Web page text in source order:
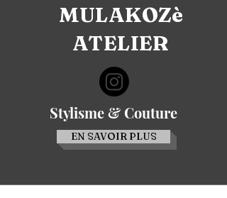
MULAKOZè
ATELIER
Stylisme & Couture
EN SAVOIR PLUS